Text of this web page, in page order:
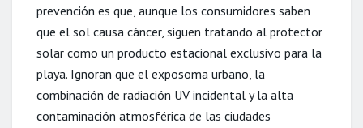
prevención es que, aunque los consumidores saben
que el sol causa cáncer, siguen tratando al protector
solar como un producto estacional exclusivo para la
playa. Ignoran que el exposoma urbano, la
combinación de radiación UV incidental y la alta
contaminación atmosférica de las ciudades